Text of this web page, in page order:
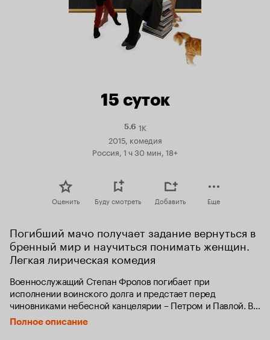
15 суток
5.6Рейтинг
1K
2015, комедия
Россия, 1 ч 30 мин, 18+
Оценить Буду смотреть Добавить Еще
Погибший мачо получает задание вернуться в
бренный мир и научиться понимать женщин.
Легкая лирическая комедия
Военнослужащий Степан Фролов погибает при
исполнении воинского долга и предстает перед
чиновниками небесной канцелярии – Петром и Павлой. В
его почти праведной жизни они разглядели только один
грех, но настолько серьезный, что заслуженный отдых на
Полное описание